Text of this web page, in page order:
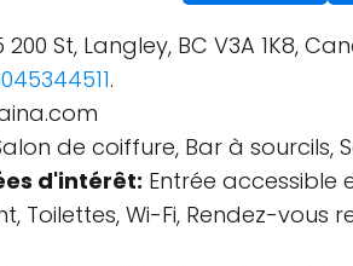
200 St, Langley, BC V3A 1K8,
.
de coiffure, Bar à sourcils,
d'intérêt: Entrée accessible
Toilettes, Wi-Fi, Rendez-